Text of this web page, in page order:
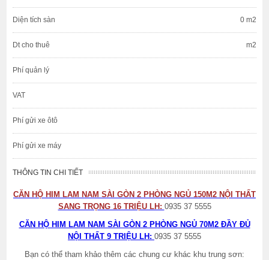
Diện tích sàn 0 m2
Dt cho thuê m2
Phí quản lý
VAT
Phí gửi xe ôtô
Phí gửi xe máy
THÔNG TIN CHI TIẾT
CĂN HỘ HIM LAM NAM SÀI GÒN 2 PHÒNG NGỦ 150M2 NỘI THẤT
SANG TRỌNG 16 TRIỆU LH: 0935 37 5555
CĂN HỘ HIM LAM NAM SÀI GÒN 2 PHÒNG NGỦ 70M2 ĐẦY ĐỦ
NỘI THẤT 9 TRIỆU LH: 0935 37 5555
Bạn có thể tham khảo thêm các chung cư khác khu trung sơn: